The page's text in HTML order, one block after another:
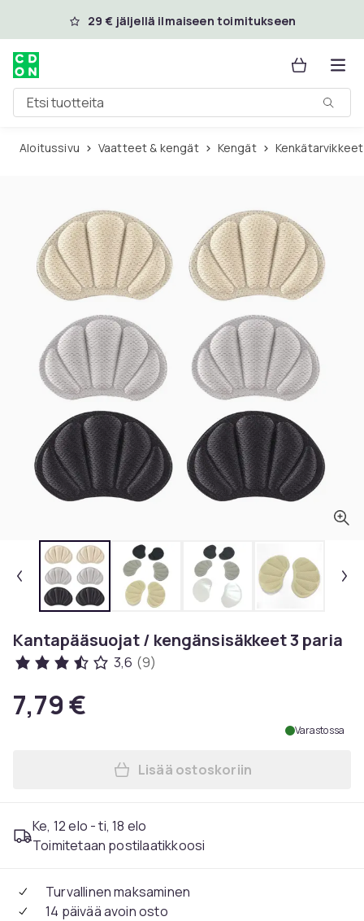
Ohita ja siirry pääsisältöön
29 € jäljellä ilmaiseen toimitukseen
Etsi tuotteita
Aloitussivu Vaatteet & kengät Kengät Kenkätarvikkeet
Kantapääsuojat / kengänsisäkkeet 3 paria
3,6 (9)
7,79 €
Varastossa
Lisää Kantapääsuojat /
Lisää ostoskoriin
Ke, 12 elo - ti, 18 elo
Toimitetaan postilaatikkoosi
Turvallinen maksaminen
14 päivää avoin osto